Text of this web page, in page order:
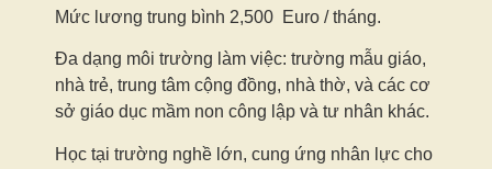
Mức lương trung bình 2,500 Euro / tháng.
Đa dạng môi trường làm việc: trường mẫu giáo,
nhà trẻ, trung tâm cộng đồng, nhà thờ, và các cơ
sở giáo dục mầm non công lập và tư nhân khác.
Học tại trường nghề lớn, cung ứng nhân lực cho